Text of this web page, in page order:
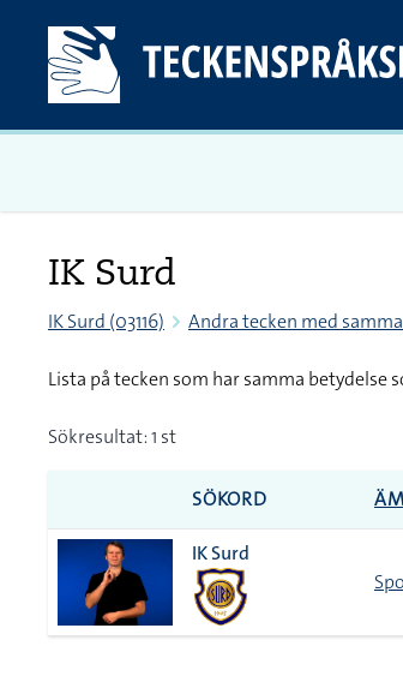
IK Surd
IK Surd (03116) Andra tecken med
Lista på tecken som har samma betydelse
Sökresultat: 1 st
SÖKORD
IK Surd